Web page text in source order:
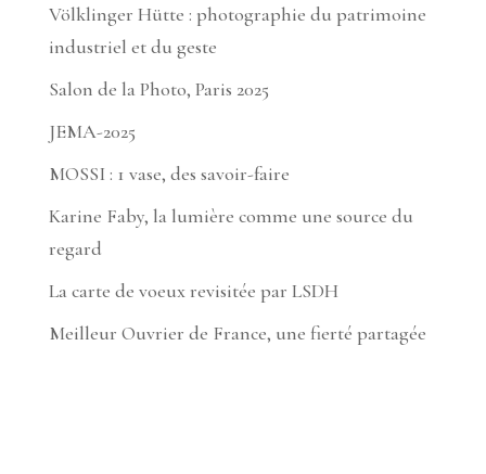
Völklinger Hütte : photographie du patrimoine
industriel et du geste
Salon de la Photo, Paris 2025
JEMA-2025
MOSSI : 1 vase, des savoir-faire
Karine Faby, la lumière comme une source du
regard
La carte de voeux revisitée par LSDH
Meilleur Ouvrier de France, une fierté partagée